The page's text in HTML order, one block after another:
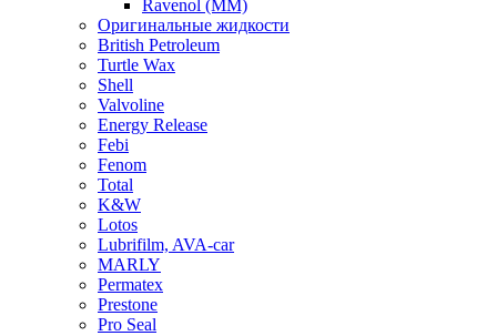
Ravenol (ММ)
Оригинальные жидкости
British Petroleum
Turtle Wax
Shell
Valvoline
Energy Release
Febi
Fenom
Total
K&W
Lotos
Lubrifilm, AVA-car
MARLY
Permatex
Prestone
Pro Seal